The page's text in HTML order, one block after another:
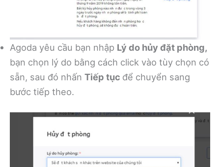
Agoda yêu cầu bạn nhập Lý do hủy đặt phòng,
bạn chọn lý do bằng cách click vào tùy chọn có
sẵn, sau đó nhấn Tiếp tục để chuyển sang
bước tiếp theo.